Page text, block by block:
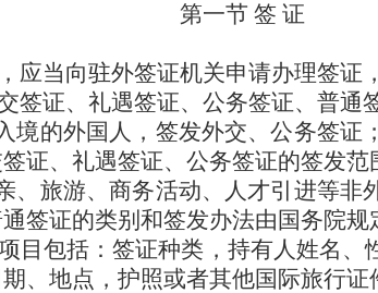
第一节 签 证
应当向驻外签证机关申请办理签证
签证、礼遇签证、公务签证、普通
境的外国人，签发外交、公务签证
证、礼遇签证、公务签证的签发范
、旅游、商务活动、人才引进等非
签证的类别和签发办法由国务院规
目包括：签证种类，持有人姓名
、地点，护照或者其他国际旅行证